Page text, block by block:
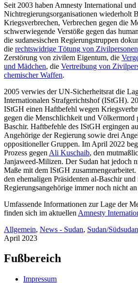
Seit 2003 haben Amnesty International und
Nichtregierungsorganisationen wiederholt
Kriegsverbrechen, Verbrechen gegen die
schwerwiegende Verstöße gegen das
die sudanesischen Regierungstruppen
die rechtswidrige Tötung von Zivilpersonen
Zerstörung von zivilem Eigentum, die
und Mädchen, die Vertreibung von
chemischer Waffen.
2005 verwies der UN-Sicherheitsrat die
Internationalen Strafgerichtshof (IStGH).
IStGH einen Haftbefehl wegen
gegen die Menschlichkeit und Völkermord
Baschir. Haftbefehle des IStGH ergingen
Angehörige der Regierung sowie drei
oppositioneller Gruppen. Im April 2022
Prozess gegen Ali Kuschaib, den
Janjaweed-Milizen. Der Sudan hat jedoch
Maße mit dem IStGH zusammengearbeitet.
den ehemaligen Präsidenten al-Baschir und
Regierungsangehörige immer noch nicht
Umfassende Informationen zur Lage der
finden sich im aktuellen Amnesty
Allgemein, News - Sudan, Sudan/Südsudan
April 2023
Fußbereich
Impressum